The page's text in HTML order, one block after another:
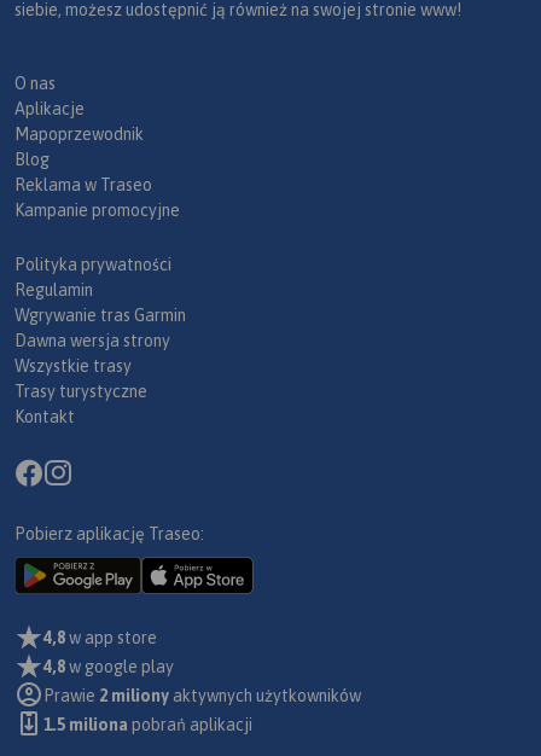
siebie, możesz udostępnić ją również na swojej stronie www!
O nas
Aplikacje
Mapoprzewodnik
Blog
Reklama w Traseo
Kampanie promocyjne
Polityka prywatności
Regulamin
Wgrywanie tras Garmin
Dawna wersja strony
Wszystkie trasy
Trasy turystyczne
Kontakt
Pobierz aplikację Traseo:
4,8w app store
4,8w google play
Prawie 2 miliony aktywnych użytkowników
1.5 miliona pobrań aplikacji